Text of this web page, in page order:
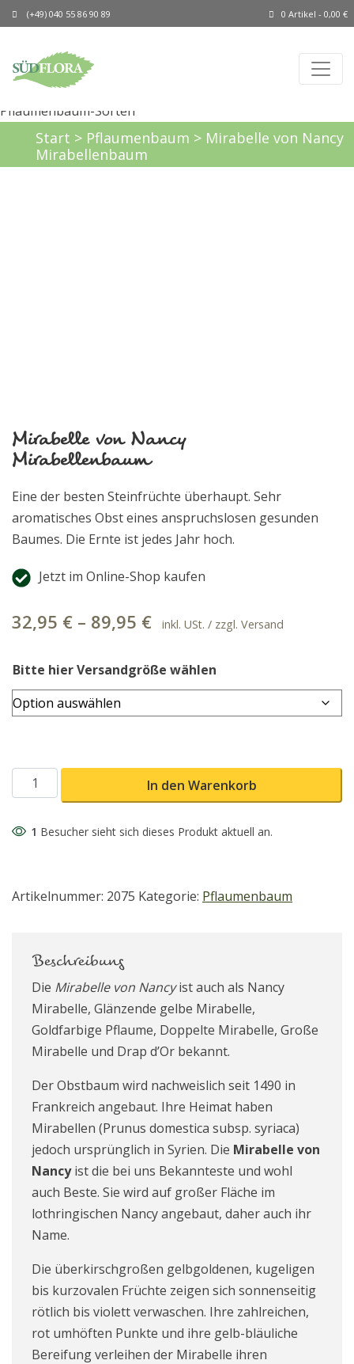
(+49) 040 55 86 90 89 0 Artikel - 0,00 €
Start > Pflaumenbaum > Mirabelle von Nancy
Mirabellenbaum
Mirabelle von Nancy
Mirabellenbaum
Eine der besten Steinfrüchte überhaupt. Sehr
aromatisches Obst eines anspruchslosen gesunden
Baumes. Die Ernte ist jedes Jahr hoch.
Jetzt im Online-Shop kaufen
32,95 € – 89,95 € inkl. USt. / zzgl. Versand
Bitte hier Versandgröße wählen
Mirabelle von Nancy Mirabellenbaum Menge
In den Warenkorb
1 Besucher sieht sich dieses Produkt aktuell an.
Artikelnummer: 2075 Kategorie: Pflaumenbaum
Beschreibung
Die Mirabelle von Nancyist auch als Nancy
Mirabelle, Glänzende gelbe Mirabelle,
Goldfarbige Pflaume, Doppelte Mirabelle, Große
Mirabelle und Drap d’Or bekannt.
Der Obstbaum wird nachweislich seit 1490 in
Frankreich angebaut. Ihre Heimat haben
Mirabellen (Prunus domestica subsp. syriaca)
jedoch ursprünglich in Syrien. Die Mirabelle von
Nancyist die bei uns Bekannteste und wohl
auch Beste. Sie wird auf großer Fläche im
lothringischen Nancy angebaut, daher auch ihr
Name.
Die überkirschgroßen gelbgoldenen, kugeligen
bis kurzovalen Früchte zeigen sich sonnenseitig
rötlich bis violett verwaschen. Ihre zahlreichen,
rot umhöften Punkte und ihre gelb-bläuliche
Bereifung verleihen der Mirabelle ihren